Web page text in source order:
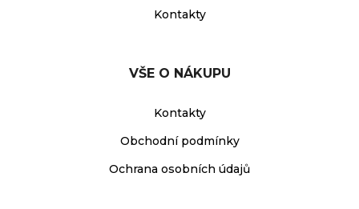
Kontakty
VŠE O NÁKUPU
Kontakty
Obchodní podmínky
Ochrana osobních údajů